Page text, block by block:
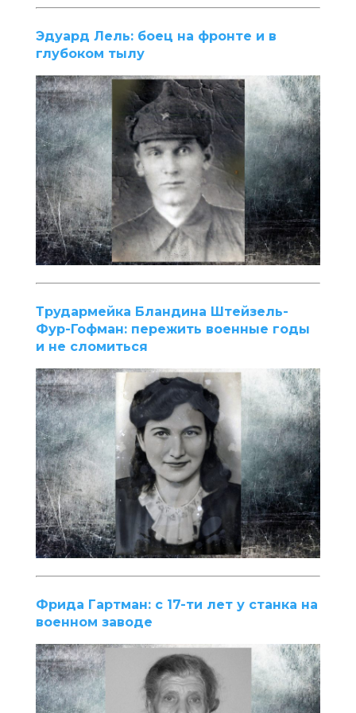
Эдуард Лель: боец на фронте и в
глубоком тылу
Трудармейка Бландина Штейзель-
Фур-Гофман: пережить военные годы
и не сломиться
Фрида Гартман: с 17-ти лет у станка на
военном заводе